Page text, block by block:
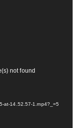
not found
at-14.52.57-1.mp4?_=5